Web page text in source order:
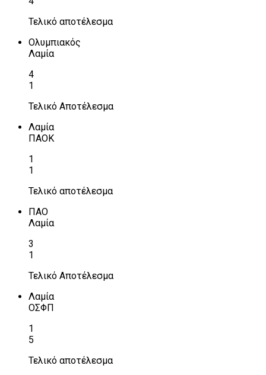
Τελικό αποτέλεσμα
Ολυμπιακός
Λαμία
4
1
Τελικό Αποτέλεσμα
Λαμία
ΠΑΟΚ
1
1
Τελικό αποτέλεσμα
ΠΑΟ
Λαμία
3
1
Τελικό Αποτέλεσμα
Λαμία
ΟΣΦΠ
1
5
Τελικό αποτέλεσμα